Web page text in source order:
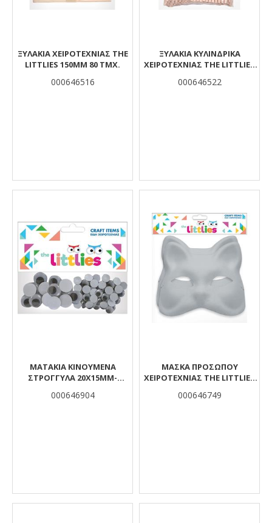
ΞΥΛΆΚΙΑ ΧΕΙΡΟΤΕΧΝΊΑΣ THE
LITTLIES 150MM 80 ΤΜΧ.
000646516
ΞΥΛΆΚΙΑ ΚΥΛΙΝΔΡΙΚΆ
ΧΕΙΡΟΤΕΧΝΊΑΣ THE LITTLIES
000646522
ΜΑΤΑΚΙΑ ΚΙΝΟΥΜΕΝΑ
ΣΤΡΟΓΓΥΛΑ 20X15MM-
000646904
ΜΆΣΚΑ ΠΡΟΣΏΠΟΥ
ΧΕΙΡΟΤΕΧΝΊΑΣ THE LITTLIES
ΤΜΧ.
000646749